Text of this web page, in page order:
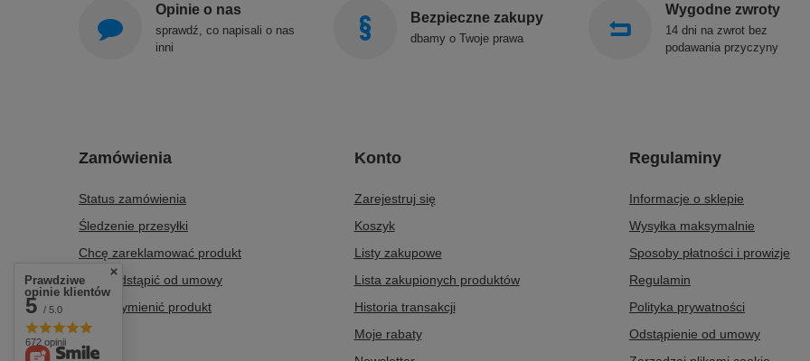
Opinie o nas
sprawdź, co napisali o nas
inni
Bezpieczne zakupy
dbamy o Twoje prawa
Wygodne zwroty
14 dni na zwrot bez
podawania przyczyny
Zamówienia
Status zamówienia
Śledzenie przesyłki
Chcę zareklamować produkt
Chcę odstąpić od umowy
Chcę wymienić produkt
Kontakt
Konto
Zarejestruj się
Koszyk
Listy zakupowe
Lista zakupionych produktów
Historia transakcji
Moje rabaty
Regulaminy
Informacje o sklepie
Wysyłka maksymalnie
Sposoby płatności i prowizje
Regulamin
Polityka prywatności
Odstąpienie od umowy
Prawdziwe
opinie klientów
5 / 5.0
672 opinii